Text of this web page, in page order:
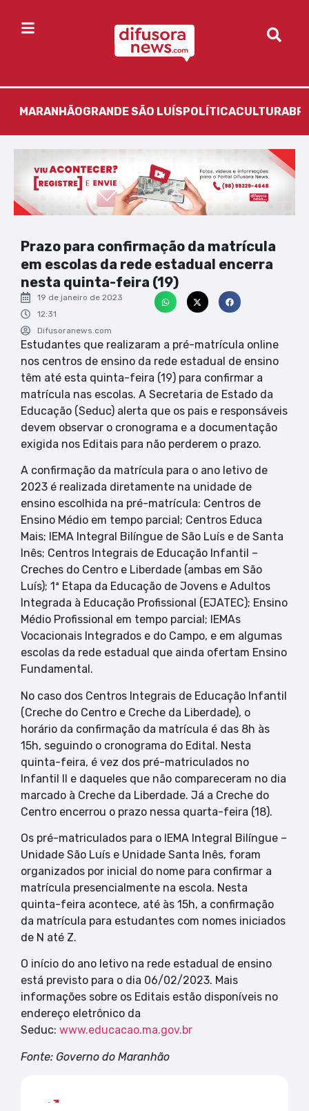
MARANHÃOGRANDE SÃO LUÍS POLÍTICACULTURA
Prazo para confirmação da matrícula
em escolas da rede estadual encerra
nesta quinta-feira (19)
19 de janeiro de 2023
12:31
Difusoranews.com
Estudantes que realizaram a pré-matrícula online
nos centros de ensino da rede estadual de ensino
têm até esta quinta-feira (19) para confirmar a
matrícula nas escolas. A Secretaria de Estado da
Educação (Seduc) alerta que os pais e responsáveis
devem observar o cronograma e a documentação
exigida nos Editais para não perderem o prazo.
A confirmação da matrícula para o ano letivo de
2023 é realizada diretamente na unidade de
ensino escolhida na pré-matrícula: Centros de
Ensino Médio em tempo parcial; Centros Educa
Mais; IEMA Integral Bilíngue de São Luís e de Santa
Inês; Centros Integrais de Educação Infantil –
Creches do Centro e Liberdade (ambas em São
Luís); 1ª Etapa da Educação de Jovens e Adultos
Integrada à Educação Profissional (EJATEC); Ensino
Médio Profissional em tempo parcial; IEMAs
Vocacionais Integrados e do Campo, e em algumas
escolas da rede estadual que ainda ofertam Ensino
Fundamental.
No caso dos Centros Integrais de Educação Infantil
(Creche do Centro e Creche da Liberdade), o
horário da confirmação da matrícula é das 8h às
15h, seguindo o cronograma do Edital. Nesta
quinta-feira, é vez dos pré-matriculados no
Infantil II e daqueles que não compareceram no dia
marcado à Creche da Liberdade. Já a Creche do
Centro encerrou o prazo nessa quarta-feira (18).
Os pré-matriculados para o IEMA Integral Bilíngue –
Unidade São Luís e Unidade Santa Inês, foram
organizados por inicial do nome para confirmar a
matrícula presencialmente na escola. Nesta
quinta-feira acontece, até às 15h, a confirmação
da matrícula para estudantes com nomes iniciados
de N até Z.
O início do ano letivo na rede estadual de ensino
está previsto para o dia 06/02/2023. Mais
informações sobre os Editais estão disponíveis no
endereço eletrônico da
Seduc: www.educacao.ma.gov.br
Fonte: Governo do Maranhão